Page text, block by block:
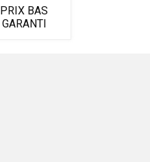
PRIX BAS
GARANTI